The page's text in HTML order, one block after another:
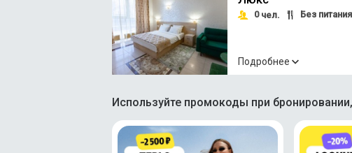
0чел. Без питания
Подробнее
Используйте промокоды при